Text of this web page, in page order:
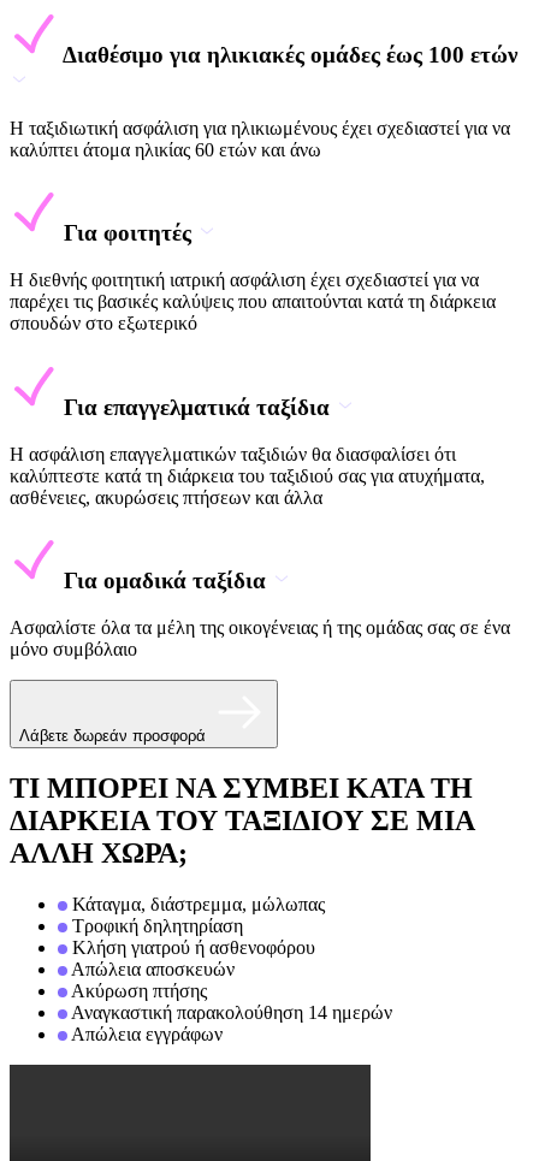
Διαθέσιμο για ηλικιακές ομάδες έως 100 ετών
Η ταξιδιωτική ασφάλιση για ηλικιωμένους έχει σχεδιαστεί για να
καλύπτει άτομα ηλικίας 60 ετών και άνω
Για φοιτητές
Η διεθνής φοιτητική ιατρική ασφάλιση έχει σχεδιαστεί για να
παρέχει τις βασικές καλύψεις που απαιτούνται κατά τη διάρκεια
σπουδών στο εξωτερικό
Για επαγγελματικά ταξίδια
Η ασφάλιση επαγγελματικών ταξιδιών θα διασφαλίσει ότι
καλύπτεστε κατά τη διάρκεια του ταξιδιού σας για ατυχήματα,
ασθένειες, ακυρώσεις πτήσεων και άλλα
Για ομαδικά ταξίδια
Ασφαλίστε όλα τα μέλη της οικογένειας ή της ομάδας σας σε ένα
μόνο συμβόλαιο
Λάβετε δωρεάν προσφορά
ΤΙ ΜΠΟΡΕΙ ΝΑ ΣΥΜΒΕΙ ΚΑΤΑ ΤΗ
ΔΙΑΡΚΕΙΑ ΤΟΥ ΤΑΞΙΔΙΟΥ ΣΕ ΜΙΑ
ΑΛΛΗ ΧΩΡΑ;
Κάταγμα, διάστρεμμα, μώλωπας
Τροφική δηλητηρίαση
Κλήση γιατρού ή ασθενοφόρου
Απώλεια αποσκευών
Ακύρωση πτήσης
Αναγκαστική παρακολούθηση 14 ημερών
Απώλεια εγγράφων